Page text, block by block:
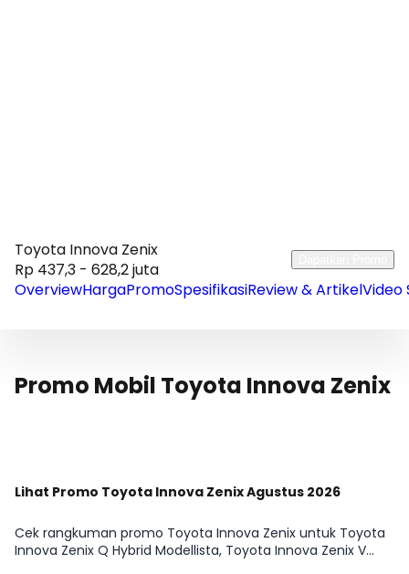
Toyota Innova Zenix
Rp 437,3 - 628,2 juta
OverviewHargaPromoSpesifikasiReview & ArtikelVideo
Promo Mobil Toyota Innova Zenix
Lihat Promo Toyota Innova Zenix Agustus 2026
Cek rangkuman promo Toyota Innova Zenix untuk Toyota
Innova Zenix Q Hybrid Modellista, Toyota Innova Zenix V